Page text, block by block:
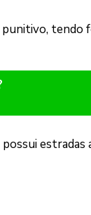
punitivo, tendo
estradas